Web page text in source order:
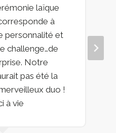
laïque
à
personnalité et
challenge…de
Notre
pas été la
duo !
à vie